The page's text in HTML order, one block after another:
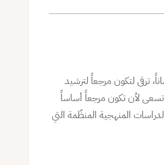
ترقى لتكون مرجعاً لترشيد
لأن تكون مرجعاً أساساً
المنهجية المنظّمة التي